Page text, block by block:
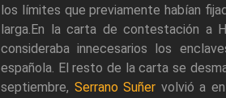
los límites que previamente habían
larga.En la carta de contestación a
consideraba innecesarios los
española. El resto de la carta se
septiembre, Serrano Suñer volvió a